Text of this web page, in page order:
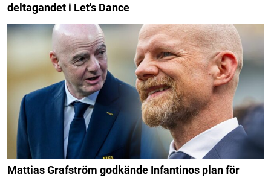
deltagandet i Let's Dance
Mattias Grafström godkände Infantinos plan för